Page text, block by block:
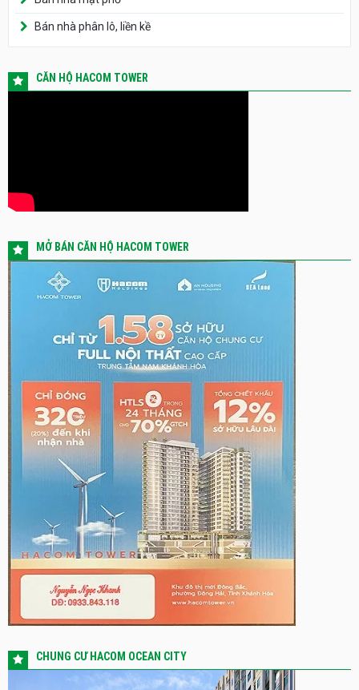
Bán nhà phân lô, liền kề
CĂN HỘ HACOM TOWER
MỞ BÁN CĂN HỘ HACOM TOWER
CHUNG CƯ HACOM OCEAN CITY